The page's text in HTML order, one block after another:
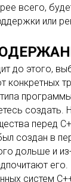
всего,
или
до этого,
конкретных
создать.
перед
создан в
дольше и
его.
систем